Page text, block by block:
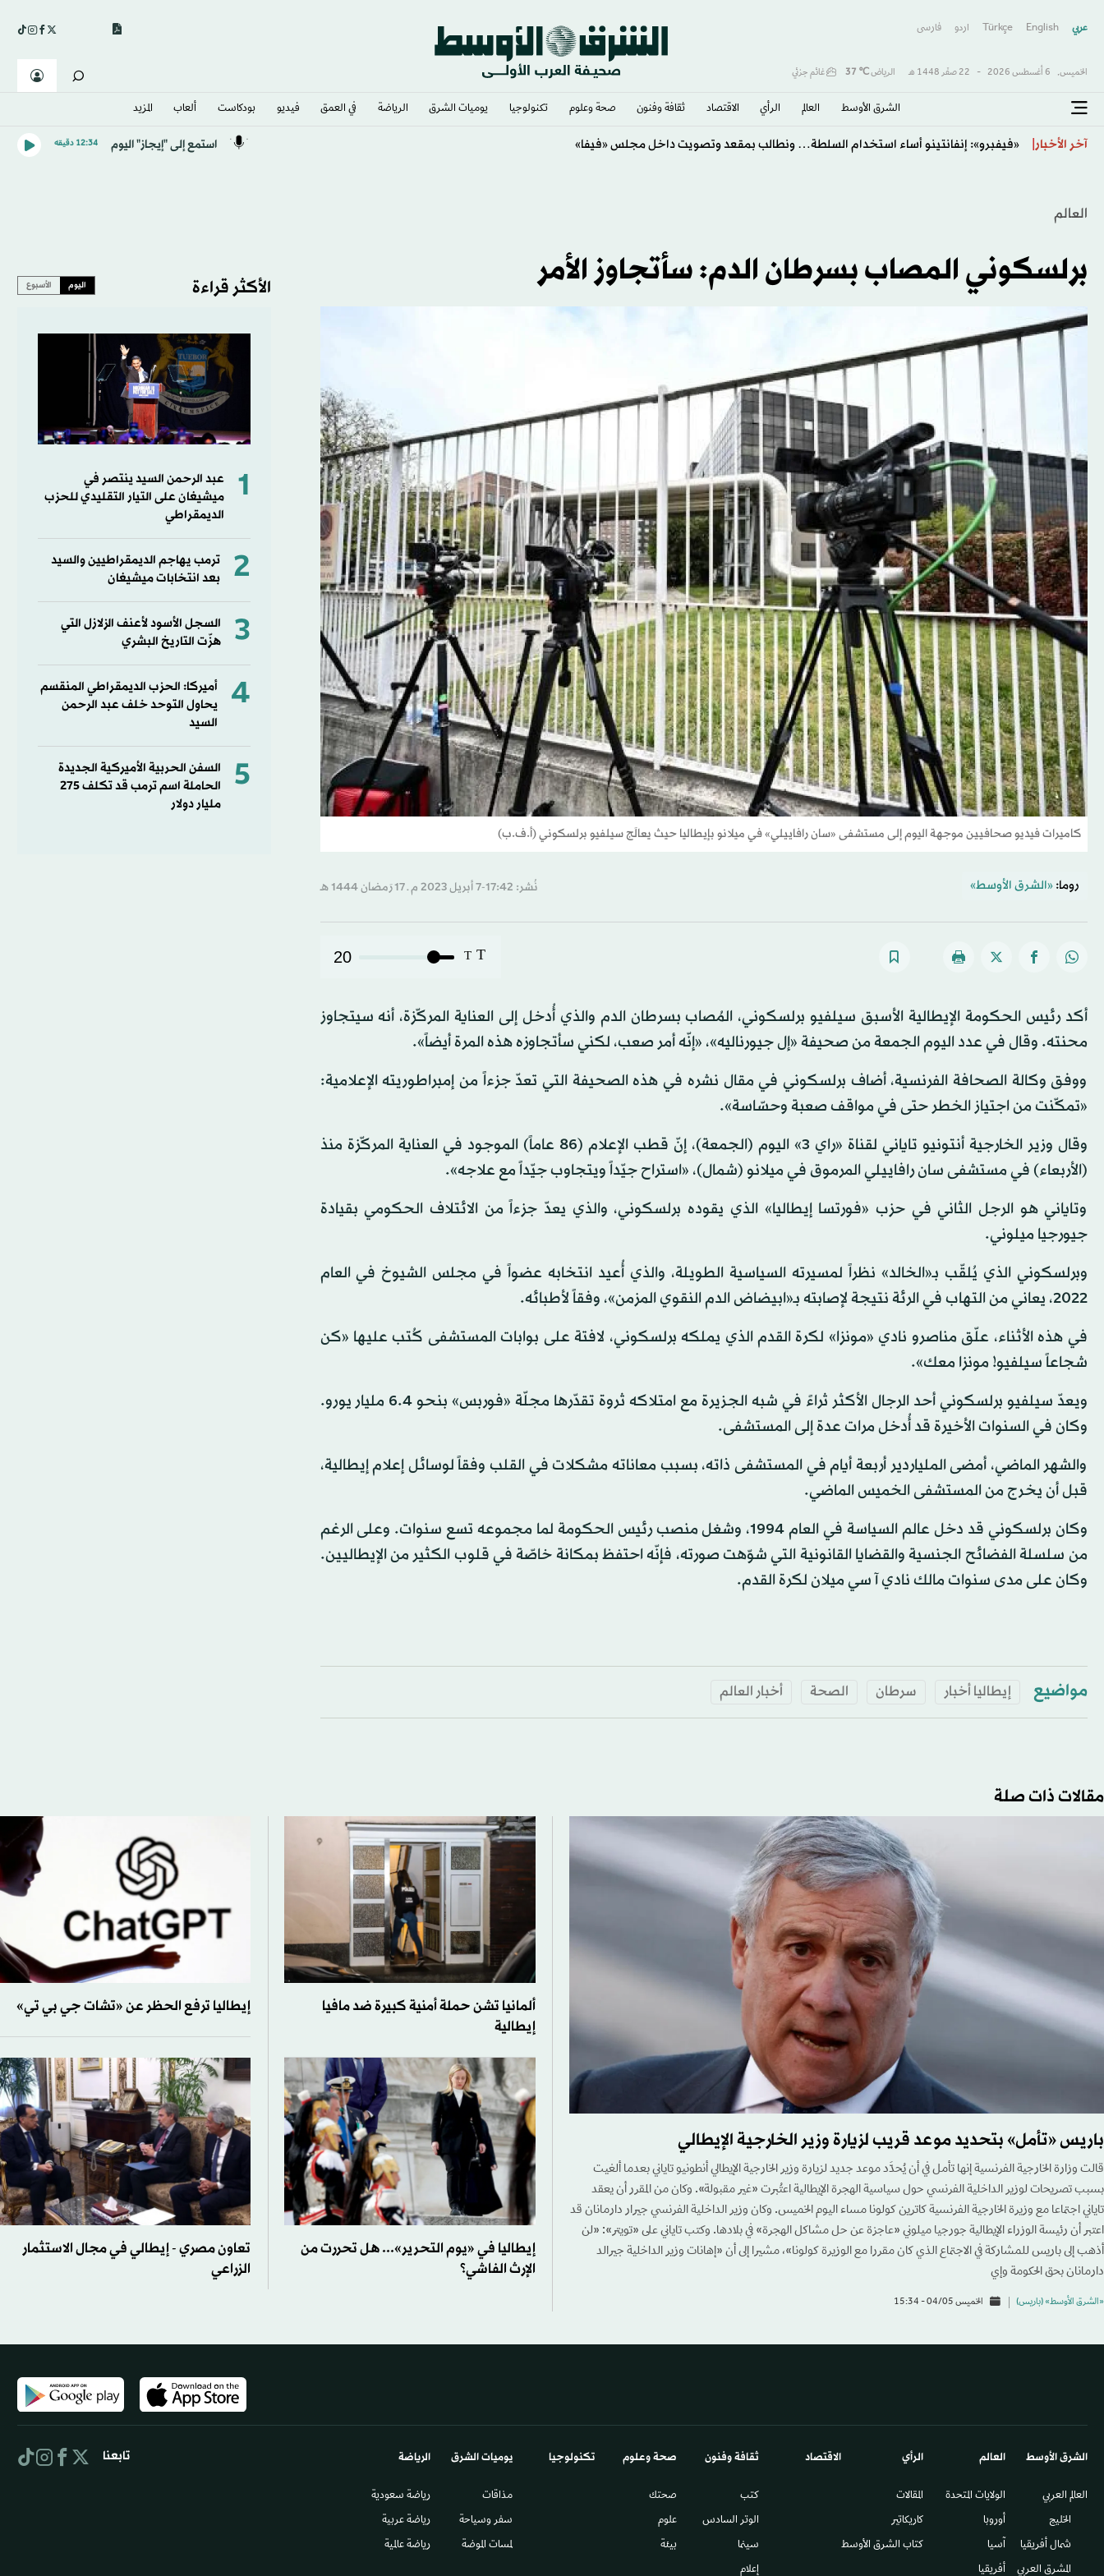
عربي English
Türkçe اردو فارسى
الخميس, 6 أغسطس 2026 - 22 صفَر 1448 هـ الرياض℃
37 غائم جزئي
الشرق الأوسط​ العالم الرأي الاقتصاد ثقافة وفنون صحة وعلوم تكنولوجيا يوميات الشرق​ الرياضة في العمق فيديو بودكاست ألعاب المزيد
آخر الأخبار
ماذا يحدث لمستوى السكر في الدم عند إضافة القرفة إلى النظام الغذائي؟
استمع إلى "إيجاز" اليوم 12:34 دقيقه
العالم
برلسكوني المصاب بسرطان الدم: سأتجاوز الأمر
كاميرات فيديو صحافيين موجهة اليوم إلى مستشفى «سان رافاييلي» في ميلانو بإيطاليا حيث يعالَج سيلفيو برلسكوني (أ.ف.ب)
روما: «الشرق الأوسط» نُشر: 17:42-7 أبريل 2023 م ـ 17 رَمضان 1444 هـ
T
T
20
أكد رئيس الحكومة الإيطالية الأسبق سيلفيو برلسكوني، المُصاب بسرطان الدم والذي أُدخل إلى العناية المركّزة، أنه سيتجاوز
محنته. وقال في عدد اليوم الجمعة من صحيفة «إل جيورناليه»، «إنّه أمر صعب، لكني سأتجاوزه هذه المرة أيضاً».
ووفق وكالة الصحافة الفرنسية، أضاف برلسكوني في مقال نشره في هذه الصحيفة التي تعدّ جزءاً من إمبراطوريته الإعلامية:
«تمكّنت من اجتياز الخطر حتى في مواقف صعبة وحسّاسة».
وقال وزير الخارجية أنتونيو تاياني لقناة «راي 3» اليوم (الجمعة)، إنّ قطب الإعلام (86 عاماً) الموجود في العناية المركّزة منذ
(الأربعاء) في مستشفى سان رافاييلي المرموق في ميلانو (شمال)، «استراح جيّداً ويتجاوب جيّداً مع علاجه».
وتاياني هو الرجل الثاني في حزب «فورتسا إيطاليا» الذي يقوده برلسكوني، والذي يعدّ جزءاً من الائتلاف الحكومي بقيادة
جيورجيا ميلوني.
وبرلسكوني الذي يُلقّب بـ«الخالد» نظراً لمسيرته السياسية الطويلة، والذي أُعيد انتخابه عضواً في مجلس الشيوخ في العام
2022، يعاني من التهاب في الرئة نتيجة لإصابته بـ«ابيضاض الدم النقوي المزمن»، وفقاً لأطبائه.
في هذه الأثناء، علّق مناصرو نادي «مونزا» لكرة القدم الذي يملكه برلسكوني، لافتة على بوابات المستشفى كُتب عليها «كن
شجاعاً سيلفيو! مونزا معك».
ويعدّ سيلفيو برلسكوني أحد الرجال الأكثر ثراءً في شبه الجزيرة مع امتلاكه ثروة تقدّرها مجلّة «فوربس» بنحو 6.4 مليار يورو.
وكان في السنوات الأخيرة قد أُدخل مرات عدة إلى المستشفى.
والشهر الماضي، أمضى الملياردير أربعة أيام في المستشفى ذاته، بسبب معاناته مشكلات في القلب وفقاً لوسائل إعلام إيطالية،
قبل أن يخرج من المستشفى الخميس الماضي.
وكان برلسكوني قد دخل عالم السياسة في العام 1994، وشغل منصب رئيس الحكومة لما مجموعه تسع سنوات. وعلى الرغم
من سلسلة الفضائح الجنسية والقضايا القانونية التي شوّهت صورته، فإنّه احتفظ بمكانة خاصّة في قلوب الكثير من الإيطاليين.
وكان على مدى سنوات مالك نادي آ سي ميلان لكرة القدم.
مواضيع إيطاليا أخبار سرطان الصحة أخبار العالم
الأكثر قراءة اليوم الأسبوع
1
عبد الرحمن السيد ينتصر في
ميشيغان على التيار التقليدي للحزب
الديمقراطي
2
ترمب يهاجم الديمقراطيين والسيد
بعد انتخابات ميشيغان
3
السجل الأسود لأعنف الزلازل التي
هزّت التاريخ البشري
4
أميركا: الحزب الديمقراطي المنقسم
يحاول التوحد خلف عبد الرحمن
السيد
5
السفن الحربية الأميركية الجديدة
الحاملة اسم ترمب قد تكلف 275
مليار دولار
مقالات ذات صلة
باريس «تأمل» بتحديد موعد قريب لزيارة وزير الخارجية الإيطالي
قالت وزارة الخارجية الفرنسية إنها تأمل في أن يُحدَّد موعد جديد لزيارة وزير الخارجية الإيطالي أنطونيو تاياني بعدما ألغيت
بسبب تصريحات لوزير الداخلية الفرنسي حول سياسية الهجرة الإيطالية اعتُبرت «غير مقبولة». وكان من المقرر أن يعقد
تاياني اجتماعا مع وزيرة الخارجية الفرنسية كاترين كولونا مساء اليوم الخميس. وكان وزير الداخلية الفرنسي جيرار دارمانان قد
اعتبر أن رئيسة الوزراء الإيطالية جورجيا ميلوني «عاجزة عن حل مشاكل الهجرة» في بلادها. وكتب تاياني على «تويتر»: «لن
أذهب إلى باريس للمشاركة في الاجتماع الذي كان مقررا مع الوزيرة كولونا»، مشيرا إلى أن «إهانات وزير الداخلية جيرالد
دارمانان بحق الحكومة وإي
«الشرق الأوسط» (باريس) الخميس 04/05 - 15:34
ألمانيا تشن حملة أمنية كبيرة ضد مافيا
إيطالية
إيطاليا ترفع الحظر عن «تشات جي بي تي»
إيطاليا في «يوم التحرير»... هل تحررت من
الإرث الفاشي؟
تعاون مصري - إيطالي في مجال الاستثمار
الزراعي
الشرق الأوسط​
العالم العربي
الخليج
شمال أفريقيا
المشرق العربي
العالم
الولايات المتحدة
أوروبا
آسيا
أفريقيا
الرأي
المقالات
كاريكاتير
كتاب الشرق الأوسط
الاقتصاد ثقافة وفنون
كتب
الوتر السادس​
سينما
إعلام
صحة وعلوم
صحتك
علوم
بيئة
تكنولوجيا يوميات الشرق​
مذاقات
سفر وسياحة
لمسات الموضة
الرياضة
رياضة سعودية
رياضة عربية
رياضة عالمية
تابعنا